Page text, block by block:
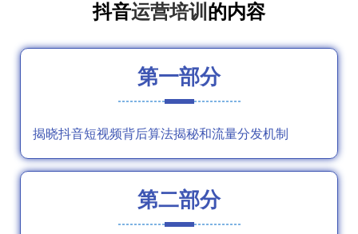
抖音运营培训 的内容
第一部分
揭晓抖音短视频背后算法揭秘和流量分发机制
第二部分